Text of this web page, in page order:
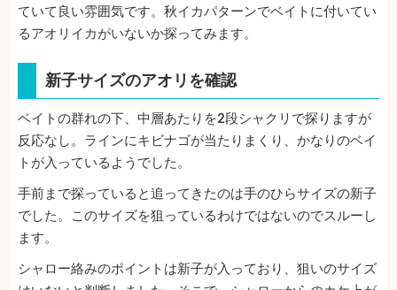
ていて良い雰囲気です。秋イカパターンでベイトに付いてい
るアオリイカがいないか探ってみます。
新子サイズのアオリを確認
ベイトの群れの下、中層あたりを2段シャクリで探りますが
反応なし。ラインにキビナゴが当たりまくり、かなりのベイ
トが入っているようでした。
手前まで探っていると追ってきたのは手のひらサイズの新子
でした。このサイズを狙っているわけではないのでスルーし
ます。
シャロー絡みのポイントは新子が入っており、狙いのサイズ